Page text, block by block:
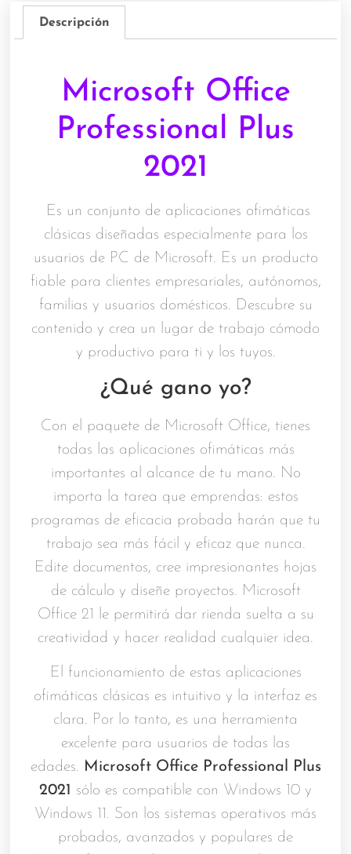
Descripción
Microsoft Office
Professional Plus
2021
Es un conjunto de aplicaciones ofimáticas
clásicas diseñadas especialmente para los
usuarios de PC de Microsoft. Es un producto
fiable para clientes empresariales, autónomos,
familias y usuarios domésticos. Descubre su
contenido y crea un lugar de trabajo cómodo
y productivo para ti y los tuyos.
¿Qué gano yo?
Con el paquete de Microsoft Office, tienes
todas las aplicaciones ofimáticas más
importantes al alcance de tu mano. No
importa la tarea que emprendas: estos
programas de eficacia probada harán que tu
trabajo sea más fácil y eficaz que nunca.
Edite documentos, cree impresionantes hojas
de cálculo y diseñe proyectos. Microsoft
Office 21 le permitirá dar rienda suelta a su
creatividad y hacer realidad cualquier idea.
El funcionamiento de estas aplicaciones
ofimáticas clásicas es intuitivo y la interfaz es
clara. Por lo tanto, es una herramienta
excelente para usuarios de todas las
edades. Microsoft Office Professional Plus
2021 sólo es compatible con Windows 10 y
Windows 11. Son los sistemas operativos más
probados, avanzados y populares de